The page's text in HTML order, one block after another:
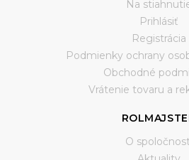
Na
Prihlásiť
Registrácia
Podmienky ochrany
Obchodné
Vrátenie tovaru a
O